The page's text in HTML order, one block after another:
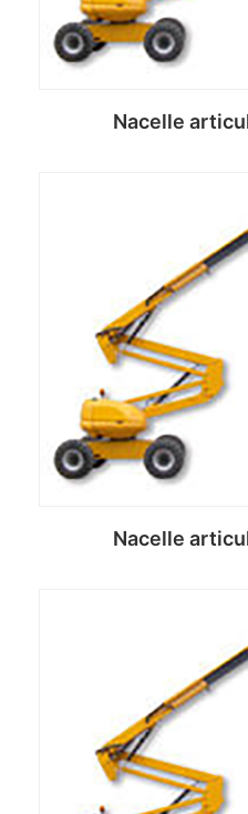
Nacelle
Lire
Nacelle
Lire